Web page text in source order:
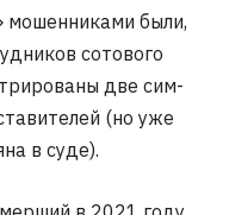
мошенниками были,
сотового
две сим-
(но уже
в суде).